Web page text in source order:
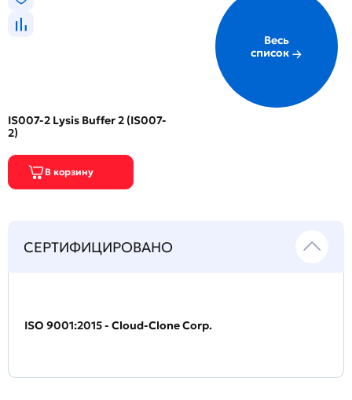
IS007-2 Lysis Buffer 2 (IS007-
2)
Весь
список
СЕРТИФИЦИРОВАНО
ISO 9001:2015 - Cloud-Clone Corp.